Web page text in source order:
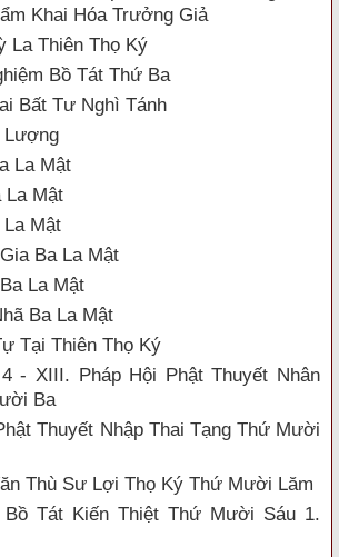
Khai Hóa Trưởng Giả
La Thiên Thọ Ký
Bồ Tát Thứ Ba
Bất Tư Nghì Tánh
Lượng
La Mật
La Mật
Mật
Ba La Mật
La Mật
Ba La Mật
Tại Thiên Thọ Ký
- XIII. Pháp Hội Phật Thuyết Nhân
Ba
Thuyết Nhập Thai Tạng Thứ Mười
Thù Sư Lợi Thọ Ký Thứ Mười Lăm
Bồ Tát Kiến Thiệt Thứ Mười Sáu 1.